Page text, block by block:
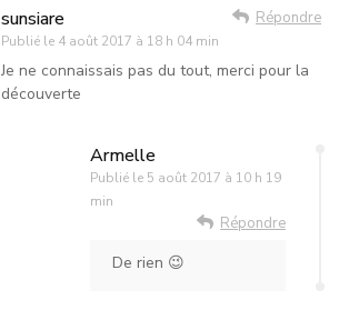
sunsiare
Publié le 4 août 2017 à 18 h 04 min
Répondre
Je ne connaissais pas du tout, merci pour la
découverte
Armelle
Publié le 5 août 2017 à 10 h 19
min
Répondre
De rien 😉